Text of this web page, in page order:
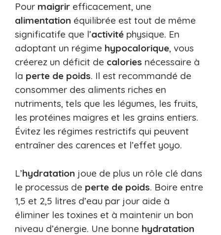
Pour maigrir efficacement, une
alimentation équilibrée est tout de même
significatife que l’activité physique. En
adoptant un régime hypocalorique, vous
créerez un déficit de calories nécessaire à
la perte de poids. Il est recommandé de
consommer des aliments riches en
nutriments, tels que les légumes, les fruits,
les protéines maigres et les grains entiers.
Évitez les régimes restrictifs qui peuvent
entraîner des carences et l’effet yoyo.
L’hydratation joue de plus un rôle clé dans
le processus de perte de poids. Boire entre
1,5 et 2,5 litres d’eau par jour aide à
éliminer les toxines et à maintenir un bon
niveau d’énergie. Une bonne hydratation